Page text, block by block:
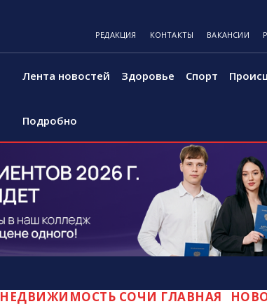
РЕДАКЦИЯ КОНТАКТЫ ВАКАНСИИ
Лента новостей Здоровье Спорт
Подробно
НЕДВИЖИМОСТЬ СОЧИ ГЛАВНАЯ